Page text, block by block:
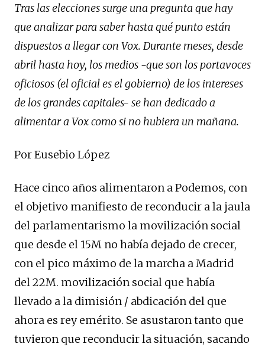
Tras las elecciones surge una pregunta que hay
que analizar para saber hasta qué punto están
dispuestos a llegar con Vox. Durante meses, desde
abril hasta hoy, los medios -queson los portavoces
oficiosos (el oficial es el gobierno) de los intereses
de los grandescapitales- se han dedicado a
alimentar a Voxcomo si no hubiera un mañana.
Por Eusebio López
Hace cinco años alimentaron a Podemos, con
el objetivo manifiesto de reconducir a la jaula
del parlamentarismo la movilización social
que desde el 15M no había dejado de crecer,
con el pico máximo de la marcha a Madrid
del 22M. movilización social que había
llevado a la dimisión / abdicación del que
ahora es rey emérito. Se asustaron tanto que
tuvieron que reconducir la situación, sacando